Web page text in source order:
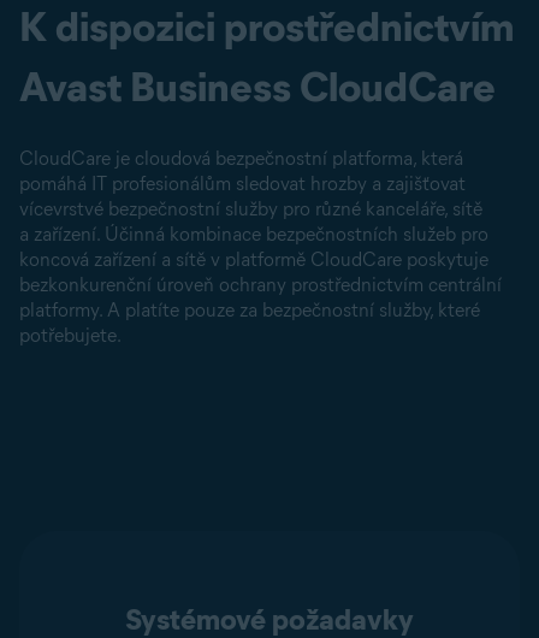
K dispozici prostřednictvím
Avast Business CloudCare
CloudCare je cloudová bezpečnostní platforma, která
pomáhá IT profesionálům sledovat hrozby a zajišťovat
vícevrstvé bezpečnostní služby pro různé kanceláře, sítě
a zařízení. Účinná kombinace bezpečnostních služeb pro
koncová zařízení a sítě v platformě CloudCare poskytuje
bezkonkurenční úroveň ochrany prostřednictvím centrální
platformy. A platíte pouze za bezpečnostní služby, které
potřebujete.
Systémové požadavky